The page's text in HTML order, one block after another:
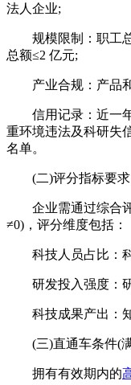
法人企业;​
规模限制：职工总
总额≤2 亿元;​
产业合规：产品和
信用记录：近一年
重环境违法及科研失
名单。​
(二)评分指标要求​
企业需通过综合评
≠0)，评分维度包括：​
科技人员占比：科
研发投入强度：研
科技成果产出：知
(三)直通车条件(满
拥有有效期内的